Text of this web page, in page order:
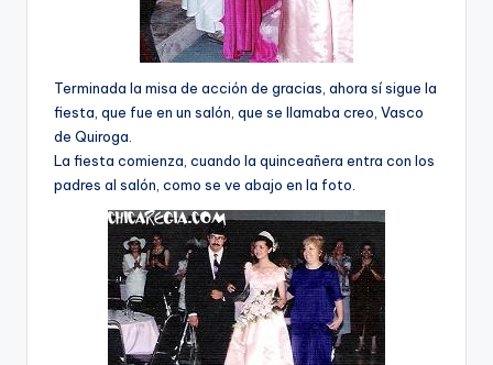
Terminada la misa de acción de gracias, ahora sí­ sigue la
fiesta, que fue en un salón, que se llamaba creo, Vasco
de Quiroga.
La fiesta comienza, cuando la quinceañera entra con los
padres al salón, como se ve abajo en la foto.